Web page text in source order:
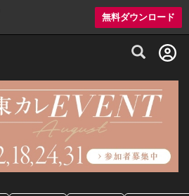
無料ダウンロード
グルメ情報・プレミアムレストラン予約